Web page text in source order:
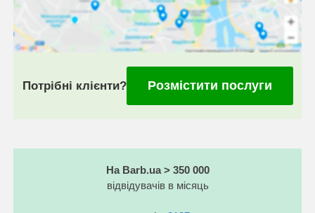
Потрібні клієнти? Розмістити послуги
На Barb.ua > 350 000
відвідувачів в місяць